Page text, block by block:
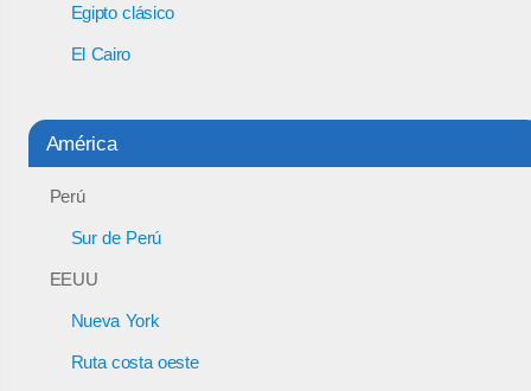
Egipto clásico
El Cairo
América
Perú
Sur de Perú
EEUU
Nueva York
Ruta costa oeste